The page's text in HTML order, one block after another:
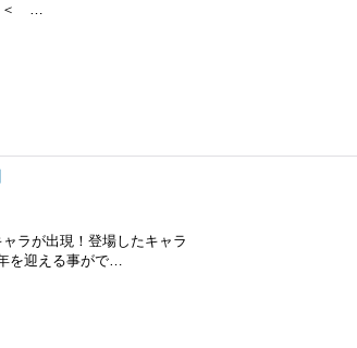
＜ …
ラが出現！登場したキャラ
を迎える事がで…